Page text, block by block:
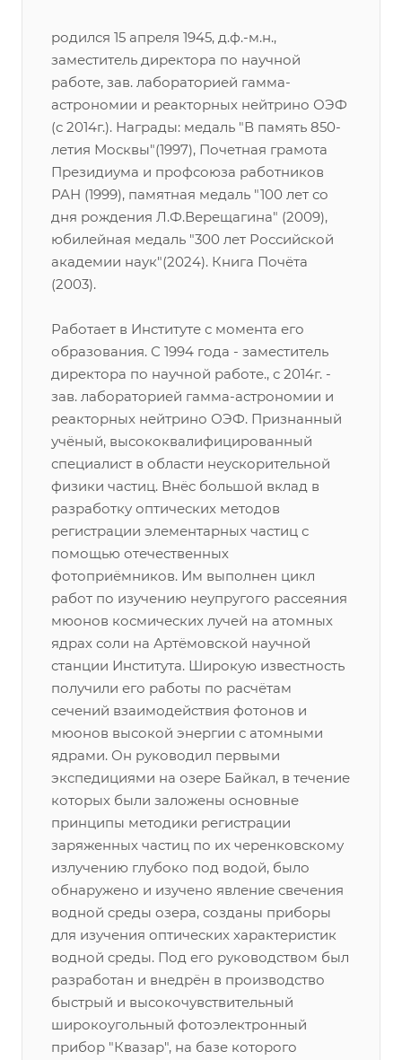
родился 15 апреля 1945, д.ф.-м.н.,
заместитель директора по научной
работе, зав. лабораторией гамма-
астрономии и реакторных нейтрино ОЭФ
(с 2014г.). Награды: медаль "В память 850-
летия Москвы"(1997), Почетная грамота
Президиума и профсоюза работников
РАН (1999), памятная медаль "100 лет со
дня рождения Л.Ф.Верещагина" (2009),
юбилейная медаль "300 лет Российской
академии наук"(2024). Книга Почёта
(2003).
Работает в Институте с момента его
образования. С 1994 года - заместитель
директора по научной работе., с 2014г. -
зав. лабораторией гамма-астрономии и
реакторных нейтрино ОЭФ. Признанный
учёный, высококвалифицированный
специалист в области неускорительной
физики частиц. Внёс большой вклад в
разработку оптических методов
регистрации элементарных частиц с
помощью отечественных
фотоприёмников. Им выполнен цикл
работ по изучению неупругого рассеяния
мюонов космических лучей на атомных
ядрах соли на Артёмовской научной
станции Института. Широкую известность
получили его работы по расчётам
сечений взаимодействия фотонов и
мюонов высокой энергии с атомными
ядрами. Он руководил первыми
экспедициями на озере Байкал, в течение
которых были заложены основные
принципы методики регистрации
заряженных частиц по их черенковскому
излучению глубоко под водой, было
обнаружено и изучено явление свечения
водной среды озера, созданы приборы
для изучения оптических характеристик
водной среды. Под его руководством был
разработан и внедрён в производство
быстрый и высокочувствительный
широкоугольный фотоэлектронный
прибор "Квазар", на базе которого